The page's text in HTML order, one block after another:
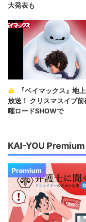
大発表も
『ベイマックス』地
放送！ クリスマスイブ前
曜ロードSHOWで
KAI-YOU Premium
Premium